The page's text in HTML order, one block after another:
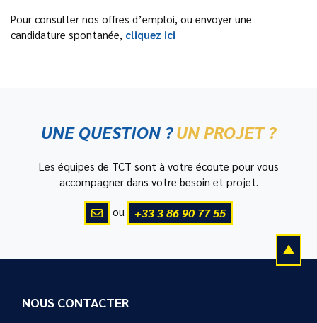
Pour consulter nos offres d’emploi, ou envoyer une
candidature spontanée, cliquez ici
UNE QUESTION ?UN PROJET ?
Les équipes de TCT sont à votre écoute pour vous
accompagner dans votre besoin et projet.
ou +33 3 86 90 77 55
NOUS CONTACTER